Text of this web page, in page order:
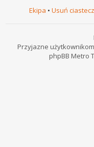
Ekipa • Usuń
Przyjazne
phpBB Metro